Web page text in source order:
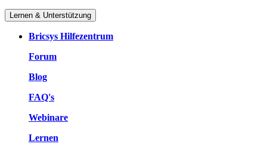
Lernen & Unterstützung
Bricsys Hilfezentrum
Forum
Blog
FAQ's
Webinare
Lernen